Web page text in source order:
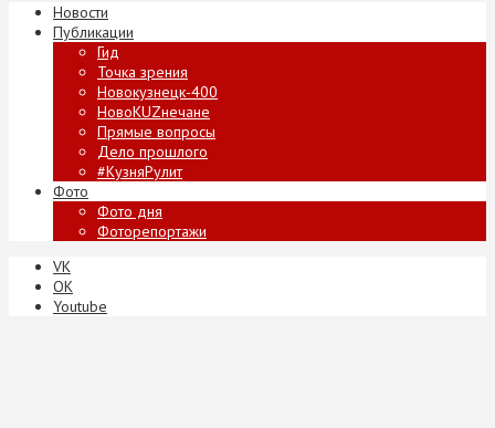
Новости
Публикации
Гид
Точка зрения
Новокузнецк-400
НовоKUZнечане
Прямые вопросы
Дело прошлого
#КузняРулит
Фото
Фото дня
Фоторепортажи
VK
ОК
Youtube